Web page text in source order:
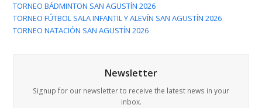
TORNEO BÁDMINTON SAN AGUSTÍN 2026
TORNEO FÚTBOL SALA INFANTIL Y ALEVÍN SAN AGUSTÍN 2026
TORNEO NATACIÓN SAN AGUSTÍN 2026
Newsletter
Signup for our newsletter to receive the latest news in your
inbox.